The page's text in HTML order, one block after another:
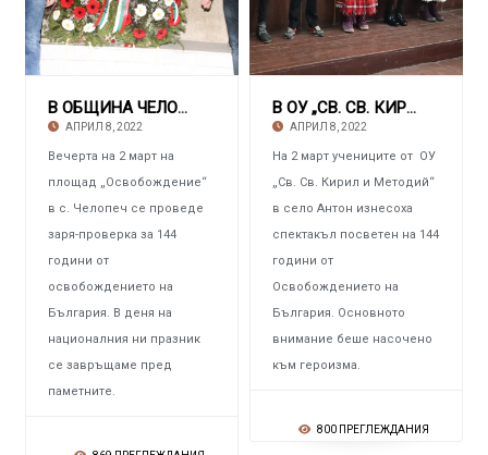
В ОБЩИНА ЧЕЛОПЕЧ Заря-проверка за национални
АПРИЛ 8, 2022
Вечерта на 2 март на
площад „Освобождение“
в с. Челопеч се проведе
заря-проверка за 144
години от
освобождението на
България. В деня на
националния ни празник
се завръщаме пред
паметните.
В ОУ „СВ. СВ. КИРИЛ И МЕТОДИЙ“ – АНТОН Отбел
АПРИЛ 8, 2022
На 2 март учениците от ОУ
„Св. Св. Кирил и Методий“
в село Антон изнесоха
спектакъл посветен на 144
години от
Освобождението на
България. Основното
внимание беше насочено
към героизма.
800 ПРЕГЛЕЖДАНИЯ